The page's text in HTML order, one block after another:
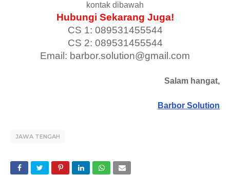
kontak dibawah
Hubungi Sekarang Juga!
CS 1: 089531455544
CS 2: 089531455544
Email: barbor.solution@gmail.com
Salam hangat,
Barbor Solution
JAWA TENGAH